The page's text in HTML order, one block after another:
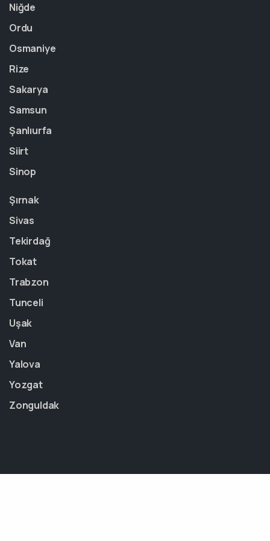
Niğde
Ordu
Osmaniye
Rize
Sakarya
Samsun
Şanlıurfa
Siirt
Sinop
Şırnak
Sivas
Tekirdağ
Tokat
Trabzon
Tunceli
Uşak
Van
Yalova
Yozgat
Zonguldak